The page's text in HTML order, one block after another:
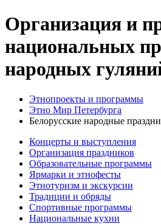
Организация и
национальных
народных
Этнопроекты и программы
Этно Мир Петербурга
Белорусские народные
Концерты и выступления
Организация праздников
Образовательные программы
Ярмарки и этнофесты
Этнотуризм и экскурсии
Традиции и обряды
Спортивные программы
Национальные кухни